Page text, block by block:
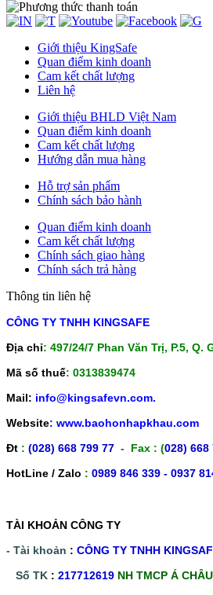
Giới thiệu KingSafe
Quan điểm kinh doanh
Cam kết chất lượng
Liên hệ
Giới thiệu BHLD Việt Nam
Quan điểm kinh doanh
Cam kết chất lượng
Hướng dẫn mua hàng
Hỗ trợ sản phẩm
Chính sách bảo hành
Quan điểm kinh doanh
Cam kết chất lượng
Chính sách giao hàng
Chính sách trả hàng
Thông tin liên hệ
CÔNG TY TNHH KINGSAFE
Địa chỉ: 497/24/7 Phan Văn Trị, P.5, Q.
Mã số thuế: 0313839474
Mail: info@kingsafevn.com.
Website: www.baohonhapkhau.com
Đt : (028) 668 799 77 - Fax : (028) 668
HotLine / Zalo : 0989 846 339 - 0937
TÀI KHOẢN CÔNG TY
- Tài khoản : CÔNG TY TNHH
Số TK : 217712619 NH TMCP Á CHÂU